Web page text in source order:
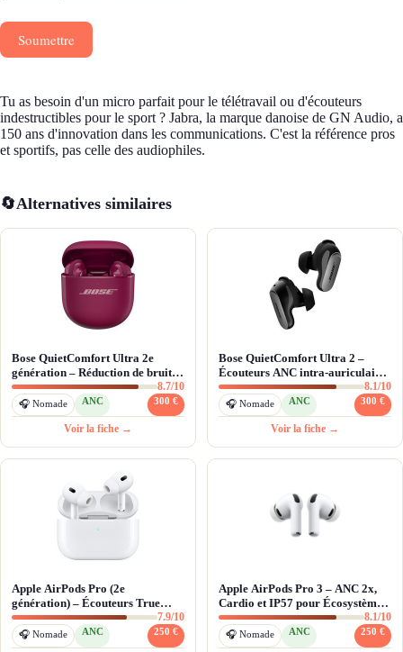
Soumettre
Tu as besoin d'un micro parfait pour le télétravail ou d'écouteurs
indestructibles pour le sport ? Jabra, la marque danoise de GN Audio, a
150 ans d'innovation dans les communications. C'est la référence pros
et sportifs, pas celle des audiophiles.
🔄Alternatives similaires
Bose QuietComfort Ultra 2e
génération – Réduction de bruit
absolue et qualité d'appel IA8.7/10
🎧 Nomade ANC 300 €
Voir la fiche →
Bose QuietComfort Ultra 2 –
Écouteurs ANC intra-auriculaires
avec son immersif
8.1/10
🎧 Nomade ANC 300 €
Voir la fiche →
Apple AirPods Pro (2e
génération) – Écouteurs True
Wireless ANC avec étui MagSafe
USB-C
7.9/10
🎧 Nomade ANC 250 €
Apple AirPods Pro 3 – ANC 2x,
Cardio et IP57 pour Écosystème
iOS
8.1/10
🎧 Nomade ANC 250 €